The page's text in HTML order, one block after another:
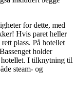
for dette, med
Hvis paret heller
plass. På hotellet
holder
hotellet. I tilknytning til
steam- og